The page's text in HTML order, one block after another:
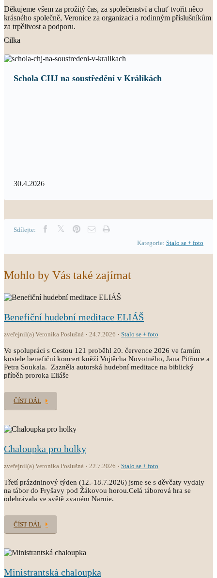
Děkujeme všem za prožitý čas, za společenství a chuť tvořit něco
krásného společně, Veronice za organizaci a rodinným příslušníkům
za trpělivost a podporu.
Cilka
Schola CHJ na soustředění v Králíkách
30.4.2026
Sdílejte:
Kategorie: Stalo se + foto
Mohlo by Vás také zajímat
Benefiční hudební meditace ELIÁŠ
zveřejnil(a) Veronika Poslušná 24.7.2026 Stalo se + foto
Ve spolupráci s Cestou 121 proběhl 20. července 2026 ve farním
kostele benefiční koncert kněží Vojtěcha Novotného, Jana Pitřince a
Petra Soukala. Zazněla autorská hudební meditace na biblický
příběh proroka Eliáše
ČÍST DÁL
Chaloupka pro holky
zveřejnil(a) Veronika Poslušná 22.7.2026 Stalo se + foto
Třetí prázdninový týden (12.-18.7.2026) jsme se s děvčaty vydaly
na tábor do Fryšavy pod Žákovou horou.Celá táborová hra se
odehrávala ve světě zvaném Narnie.
ČÍST DÁL
Ministrantská chaloupka